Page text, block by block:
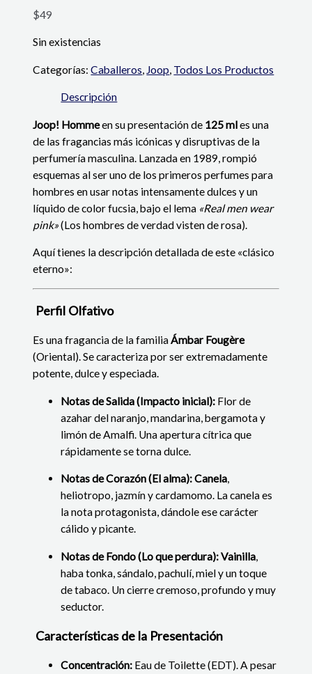
$49
Sin existencias
Categorías:Caballeros, Joop, Todos Los Productos
Descripción
Joop! Hommeen su presentación de 125 mles una
de las fragancias más icónicas y disruptivas de la
perfumería masculina. Lanzada en 1989, rompió
esquemas al ser uno de los primeros perfumes para
hombres en usar notas intensamente dulces y un
líquido de color fucsia, bajo el lema «Real men wear
pink»(Los hombres de verdad visten de rosa).
Aquí tienes la descripción detallada de este «clásico
eterno»:
Perfil Olfativo
Es una fragancia de la familiaÁmbar Fougère
(Oriental). Se caracteriza por ser extremadamente
potente, dulce y especiada.
Notas de Salida (Impacto inicial): Flor de
azahar del naranjo, mandarina, bergamota y
limón de Amalfi. Una apertura cítrica que
rápidamente se torna dulce.
Notas de Corazón (El alma):Canela,
heliotropo, jazmín y cardamomo. La canela es
la nota protagonista, dándole ese carácter
cálido y picante.
Notas de Fondo (Lo que perdura):Vainilla,
haba tonka, sándalo, pachulí, miel y un toque
de tabaco. Un cierre cremoso, profundo y muy
seductor.
Características de la Presentación
Concentración: Eau de Toilette (EDT). A pesar